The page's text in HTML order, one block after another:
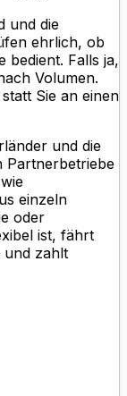
und die
ehrlich, ob
bedient. Falls ja,
Volumen.
Sie an einen
und die
Partnerbetriebe
einzeln
oder
ist, fährt
und zahlt